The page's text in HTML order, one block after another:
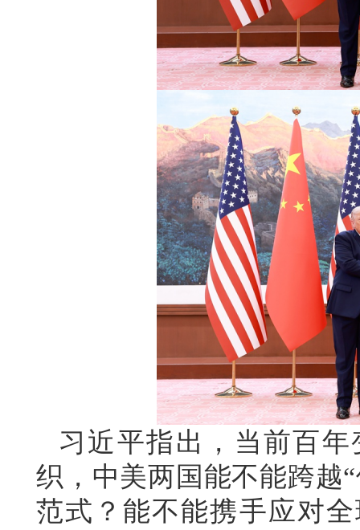
习近平指出，当前百
织，中美两国能不能跨越
范式？能不能携手应对